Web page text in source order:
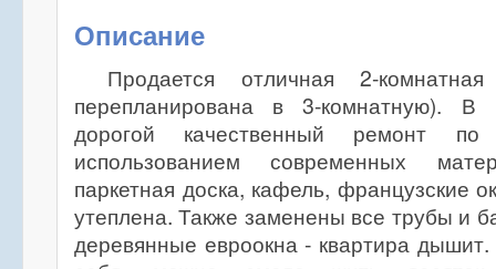
Описание
Продается отличная 2-
перепланирована в 3-комнатную). В
дорогой качественный ремонт по
использованием современных
паркетная доска, кафель, французские
утеплена. Также заменены все трубы и
деревянные евроокна - квартира